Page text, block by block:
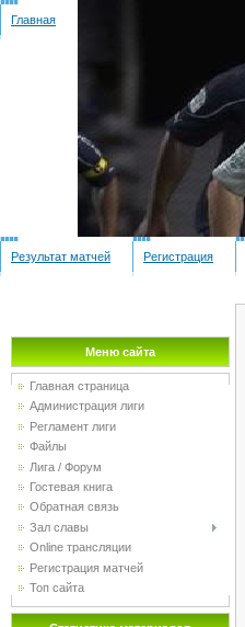
Главная
Результат матчей Регистрация
Меню сайта
Главная страница
Администрация лиги
Регламент лиги
Файлы
Лига / Форум
Гостевая книга
Обратная связь
Зал славы
Online трансляции
Регистрация матчей
Топ сайта